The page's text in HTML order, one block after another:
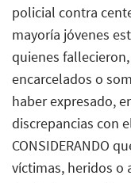
policial contra
mayoría jóvenes
quienes
encarcelados o
haber expresado,
discrepancias con
CONSIDERANDO
víctimas, heridos o